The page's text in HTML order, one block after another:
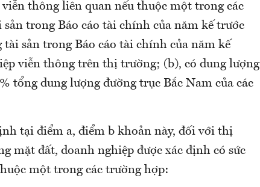
thông liên quan nếu thuộc một trong các
trong Báo cáo tài chính của năm kế trước
sản trong Báo cáo tài chính của năm kế
viễn thông trên thị trường; (b), có dung lượng
tổng dung lượng đường trục Bắc Nam của các
tại điểm a, điểm b khoản này, đối với thị
mặt đất, doanh nghiệp được xác định có sức
một trong các trường hợp: